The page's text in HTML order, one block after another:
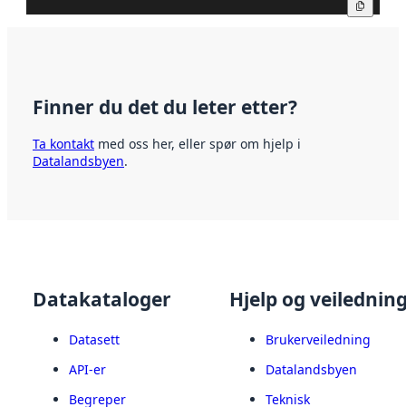
Finner du det du leter etter?
Ta kontakt med oss her, eller spør om hjelp i
Datalandsbyen.
Datakataloger
Datasett
API-er
Begreper
Hjelp og
Brukerveiledning
Datalandsbyen
Teknisk